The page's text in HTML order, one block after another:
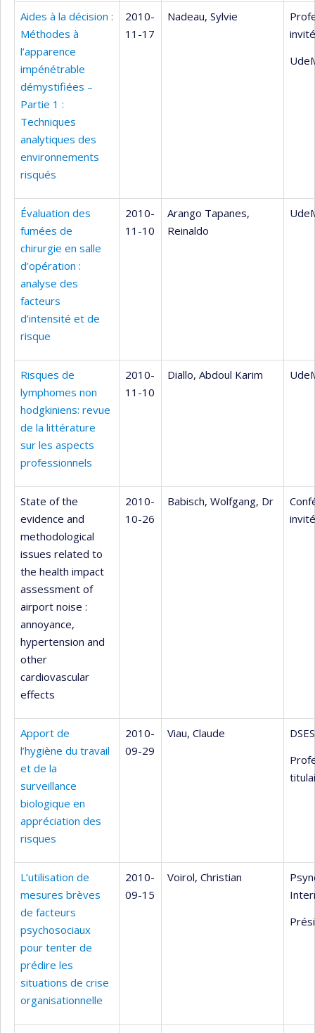
Aides à la décision :
Méthodes à
l’apparence
impénétrable
démystifiées –
Partie 1 :
Techniques
analytiques des
environnements
risqués
2010-
11-17
Nadeau, Sylvie
Évaluation des
fumées de
chirurgie en salle
d’opération :
analyse des
facteurs
d’intensité et de
risque
2010-
11-10
Arango Tapanes,
Reinaldo
Risques de
lymphomes non
hodgkiniens: revue
de la littérature
sur les aspects
professionnels
2010-
11-10
Diallo, Abdoul Karim
State of the
evidence and
methodological
issues related to
the health impact
assessment of
airport noise :
annoyance,
hypertension and
other
cardiovascular
effects
2010-
10-26
Babisch, Wolfgang, Dr
invité
Apport de
l’hygiène du travail
et de la
surveillance
biologique en
appréciation des
risques
2010-
09-29
Viau, Claude
L’utilisation de
mesures brèves
de facteurs
psychosociaux
pour tenter de
prédire les
situations de crise
organisationnelle
2010-
09-15
Voirol, Christian